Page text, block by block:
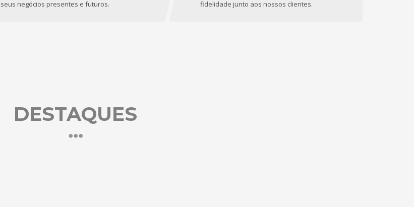
seus negócios presentes e futuros.
fidelidade junto aos nossos clientes.
DESTAQUES